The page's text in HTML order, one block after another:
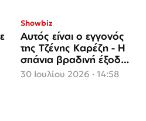
Showbiz
Αυτός είναι ο εγγονός
της Τζένης Καρέζη - Η
σπάνια βραδινή έξοδος
με τον πατέρα του,
30 Ιουλίου 2026 · 14:58